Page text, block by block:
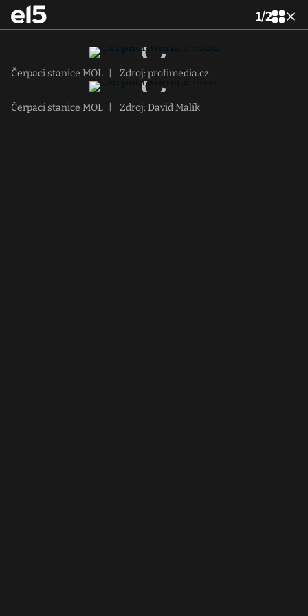
1/2
Čerpací stanice MOL Zdroj: profimedia.cz
Čerpací stanice MOL Zdroj: David Malík